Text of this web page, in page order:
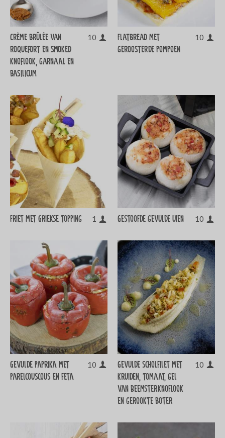
Crème brûlée van
roquefort en smoked
knoflook, garnaal en
basilicum
10
Flatbread met
geroosterde pompoen
10
Friet met Griekse topping 1 Gestoofde gevulde uien 10
Gevulde paprika met
parelcouscous en feta
10
Gevulde scholfilet met
kruiden, tomaat, gel
van Beemsterknoflook
en gerookte boter
10